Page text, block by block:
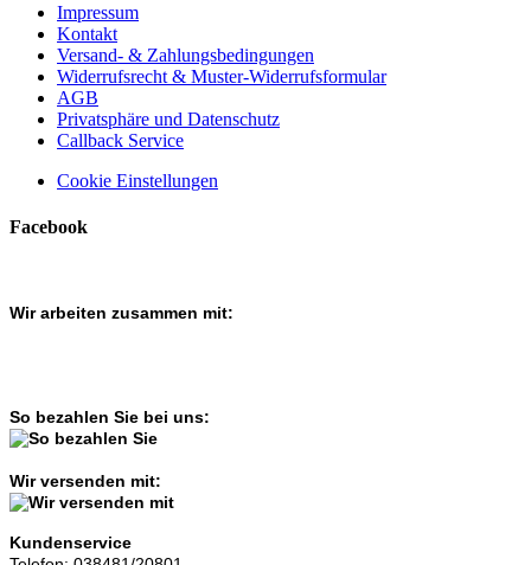
Impressum
Kontakt
Versand- & Zahlungsbedingungen
Widerrufsrecht & Muster-Widerrufsformular
AGB
Privatsphäre und Datenschutz
Callback Service
Cookie Einstellungen
Facebook
Wir arbeiten zusammen mit:
So bezahlen Sie bei uns:
Wir versenden mit:
Kundenservice